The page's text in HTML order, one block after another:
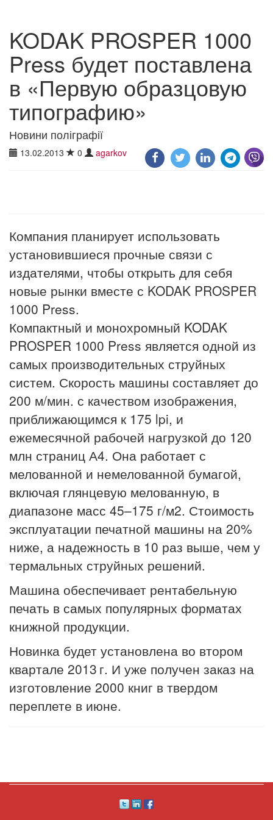
KODAK PROSPER 1000
Press будет поставлена
в «Первую образцовую
типографию»
Новини поліграфії
13.02.2013 0 agarkov
Компания планирует использовать
установившиеся прочные связи с
издателями, чтобы открыть для себя
новые рынки вместе с KODAK PROSPER
1000 Press.
Компактный и монохромный KODAK
PROSPER 1000 Press является одной из
самых производительных струйных
систем. Скорость машины составляет до
200 м/мин. с качеством изображения,
приближающимся к 175 lpi, и
ежемесячной рабочей нагрузкой до 120
млн страниц А4. Она работает с
мелованной и немелованной бумагой,
включая глянцевую мелованную, в
диапазоне масс 45–175 г/м2. Стоимость
эксплуатации печатной машины на 20%
ниже, а надежность в 10 раз выше, чем у
термальных струйных решений.
Машина обеспечивает рентабельную
печать в самых популярных форматах
книжной продукции.
Новинка будет установлена во втором
квартале 2013 г. И уже получен заказ на
изготовление 2000 книг в твердом
переплете в июне.